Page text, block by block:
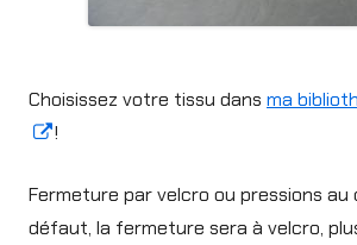
Choisissez votre tissu dans ma
Opens
a
new
!
Fermeture par velcro ou pressions au
défaut, la fermeture sera à velcro,